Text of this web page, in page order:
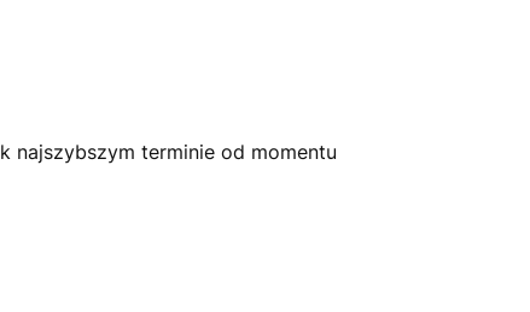
najszybszym terminie od momentu